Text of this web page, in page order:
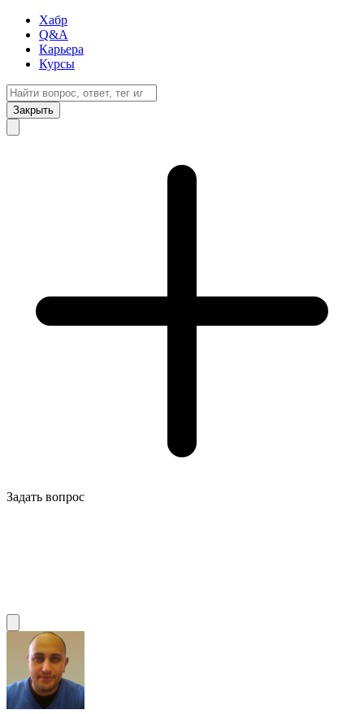
Хабр
Q&A
Карьера
Курсы
Закрыть
Задать вопрос